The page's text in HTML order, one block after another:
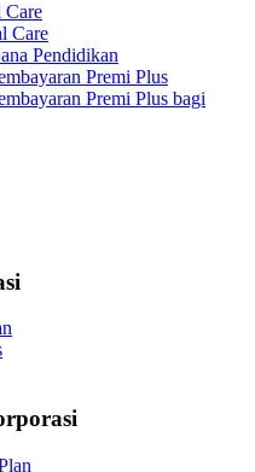
Care
Care
Pendidikan
Premi Plus
Premi Plus bagi